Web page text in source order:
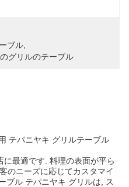
ブル
グリルのテーブル
テパニヤキ グリルテーブル
最適です. 料理の表面が平ら
のニーズに応じてカスタマイ
ブル テパニヤキ グリルは, ス